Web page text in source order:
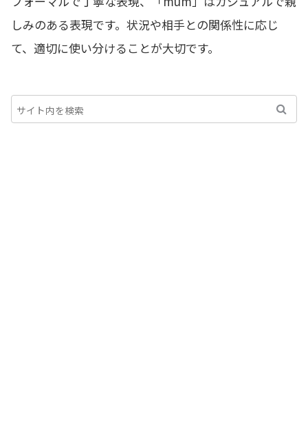
しみのある表現です。状況や相手との関係性に応じ
て、適切に使い分けることが大切です。